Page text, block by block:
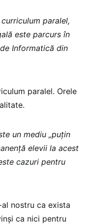
paralel,
este parcurs în
Informatică din
paralel. Orele
un mediu „puțin
elevii la acest
cazuri pentru
nostru ca exista
ca nici pentru